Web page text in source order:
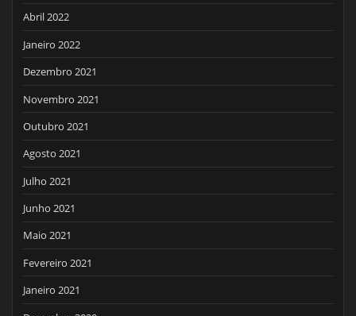
Abril 2022
Janeiro 2022
Dezembro 2021
Novembro 2021
Outubro 2021
Agosto 2021
Julho 2021
Junho 2021
Maio 2021
Fevereiro 2021
Janeiro 2021